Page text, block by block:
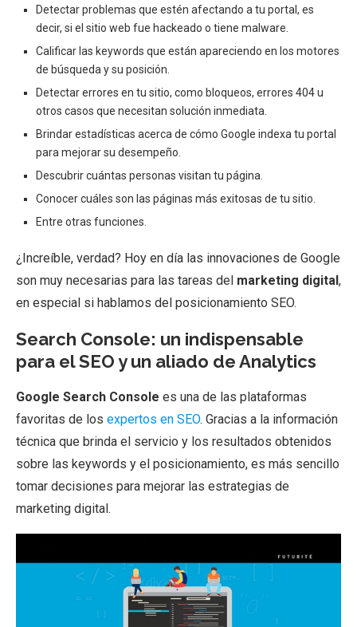
Detectar problemas que estén afectando a tu portal, es
decir, si el sitio web fue hackeado o tiene malware.
Calificar las keywords que están apareciendo en los motores
de búsqueda y su posición.
Detectar errores en tu sitio, como bloqueos, errores 404 u
otros casos que necesitan solución inmediata.
Brindar estadísticas acerca de cómo Google indexa tu portal
para mejorar su desempeño.
Descubrir cuántas personas visitan tu página.
Conocer cuáles son las páginas más exitosas de tu sitio.
Entre otras funciones.
¿Increíble, verdad? Hoy en día las innovaciones de Google
son muy necesarias para las tareas del marketing digital ,
en especial si hablamos del posicionamiento SEO.
Search Console: un indispensable
para el SEO y un aliado de Analytics
Google Search Console es una de las plataformas
favoritas de los expertos en SEO. Gracias a la información
técnica que brinda el servicio y los resultados obtenidos
sobre las keywords y el posicionamiento, es más sencillo
tomar decisiones para mejorar las estrategias de
marketing digital.